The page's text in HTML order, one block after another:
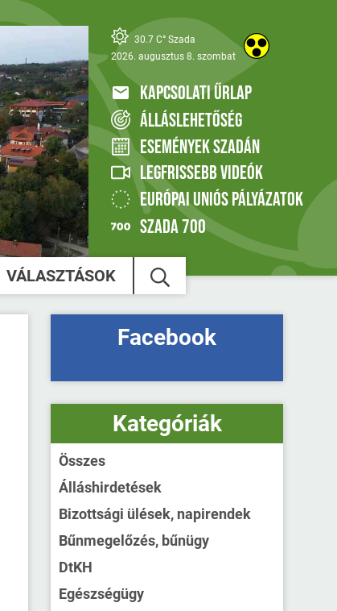
30.7 C° Szada
2026. augusztus 8. szombat
KAPCSOLATI ŰRLAP
ÁLLÁSLEHETŐSÉG
ESEMÉNYEK SZADÁN
LEGFRISSEBB VIDEÓK
EURÓPAI UNIÓS PÁLYÁZATOK
SZADA 700
VÁLASZTÁSOK
Facebook
Kategóriák
Összes
Álláshirdetések
Bizottsági ülések, napirendek
Bűnmegelőzés, bűnügy
DtKH
Egészségügy